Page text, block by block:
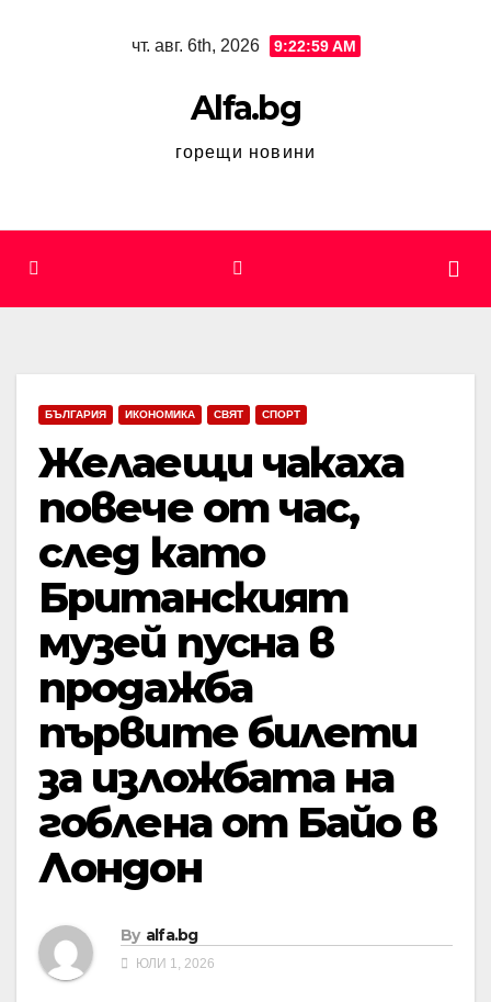
чт. авг. 6th, 2026 9:22:59 AM
Alfa.bg
горещи новини
БЪЛГАРИЯ ИКОНОМИКА СВЯТ СПОРТ
Желаещи чакаха
повече от час,
след като
Британският
музей пусна в
продажба
първите билети
за изложбата на
гоблена от Байо в
Лондон
By alfa.bg
ЮЛИ 1, 2026